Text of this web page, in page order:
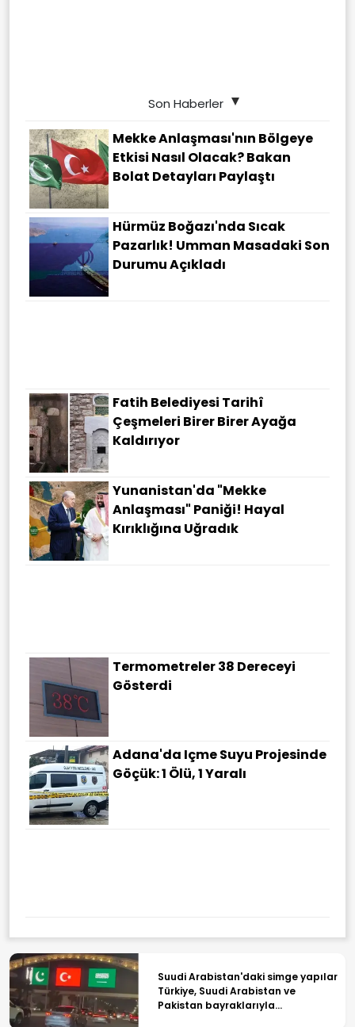
Son Haberler
Mekke Anlaşması'nın Bölgeye
Etkisi Nasıl Olacak? Bakan
Bolat Detayları Paylaştı
Hürmüz Boğazı'nda Sıcak
Pazarlık! Umman Masadaki Son
Durumu Açıkladı
Fatih Belediyesi Tarihî
Çeşmeleri Birer Birer Ayağa
Kaldırıyor
Yunanistan'da "Mekke
Anlaşması" Paniği! Hayal
Kırıklığına Uğradık
Termometreler 38 Dereceyi
Gösterdi
Adana'da Içme Suyu Projesinde
Göçük: 1 Ölü, 1 Yaralı
Suudi Arabistan'daki simge yapılar
Türkiye, Suudi Arabistan ve
Pakistan bayraklarıyla